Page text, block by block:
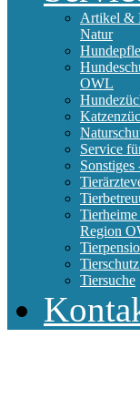
Artikel &
Natur
OWL
Service
Region
Tiersuche